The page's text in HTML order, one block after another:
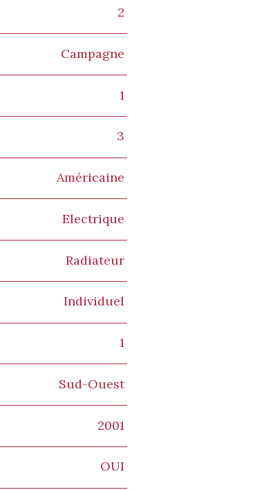
2
Campagne
1
3
Américaine
Electrique
Radiateur
Individuel
1
Sud-Ouest
2001
OUI